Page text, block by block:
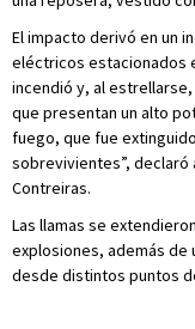
El impacto derivó en un
eléctricos estacionados
incendió y, al
que presentan un alto
fuego, que fue
sobrevivientes”, declaró
Contreiras.
Las llamas se
explosiones, además de
desde distintos puntos